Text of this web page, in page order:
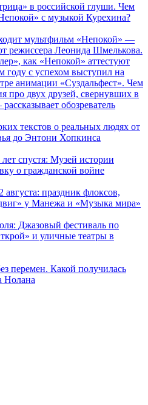
в российской глуши. Чем
с музыкой Курехина?
мультфильм «Непокой» —
режиссера Леонида Шмелькова.
как «Непокой» аттестуют
году с успехом выступил на
анимации «Суздальфест». Чем
про двух друзей, свернувших в
обозреватель
текстов о реальных людях от
до Энтони Хопкинса
спустя: Музей истории
о гражданской войне
праздник флоксов,
у Манежа и «Музыка мира»
Джазовый фестиваль по
и уличные театры в
перемен. Какой получилась
Нолана